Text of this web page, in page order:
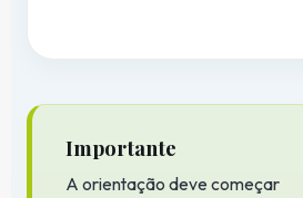
Importante
A orientação deve começar